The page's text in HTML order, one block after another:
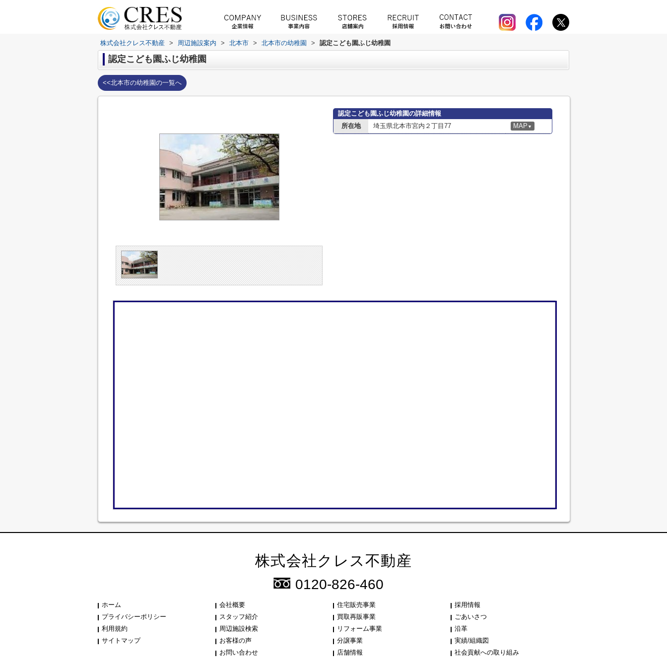
株式会社クレス不動産 > 周辺施設案内 > 北本市 > 北本市の幼稚園 > 認定こども園ふじ幼稚園
認定こども園ふじ幼稚園
<<北本市の幼稚園の一覧へ
認定こども園ふじ幼稚園の詳細情報
所在地
埼玉県北本市宮内２丁目77 MAP ▼
株式会社クレス不動産
0120-826-460
ホーム
プライバシーポリシー
利用規約
サイトマップ
会社概要
スタッフ紹介
周辺施設検索
お客様の声
お問い合わせ
住宅販売事業
買取再販事業
リフォーム事業
分譲事業
店舗情報
採用情報
ごあいさつ
沿革
実績/組織図
社会貢献への取り組み